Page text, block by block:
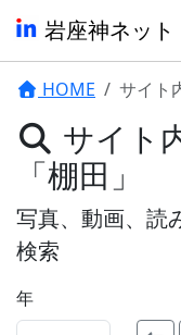
岩座神ネット
HOME サイト
サイト
「棚田」
写真、動画、読
検索
年